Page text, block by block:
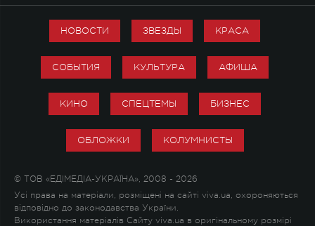
НОВОСТИ ЗВЕЗДЫ КРАСА
СОБЫТИЯ КУЛЬТУРА АФИША
КИНО СПЕЦТЕМЫ БИЗНЕС
ОБЛОЖКИ КОЛУМНИСТЫ
© ТОВ «ЕДІМЕДІА-УКРАЇНА», 2008 - 2026
Усі права на матеріали, розміщені на сайті viva.ua, охороняються
відповідно до законодавства України.
Використання матеріалів Сайту viva.ua в оригінальному розмірі